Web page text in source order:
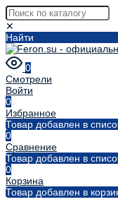
✕
Найти
0
Смотрели
Войти
0
Избранное
Товар добавлен в
0
Сравнение
Товар добавлен в
0
Корзина
Товар добавлен в